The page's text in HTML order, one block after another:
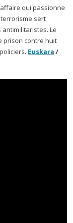
qui passionne
sert
Le
prison contre huit
Euskara /